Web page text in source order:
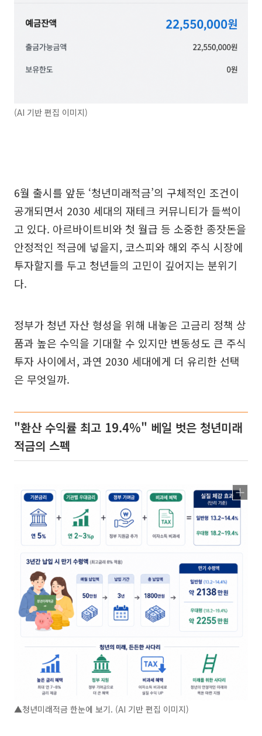
(AI 기반 편집 이미지)
6월 출시를 앞둔 ‘청년미래적금’의 구체적인 조건이
공개되면서 2030 세대의 재테크 커뮤니티가 들썩이
고 있다. 아르바이트비와 첫 월급 등 소중한 종잣돈을
안정적인 적금에 넣을지, 코스피와 해외 주식 시장에
투자할지를 두고 청년들의 고민이 깊어지는 분위기
다.
정부가 청년 자산 형성을 위해 내놓은 고금리 정책 상
품과 높은 수익을 기대할 수 있지만 변동성도 큰 주식
투자 사이에서, 과연 2030 세대에게 더 유리한 선택
은 무엇일까.
"환산 수익률 최고 19.4%" 베일 벗은 청년미래
적금의 스펙
▲청년미래적금 한눈에 보기. (AI 기반 편집 이미지)